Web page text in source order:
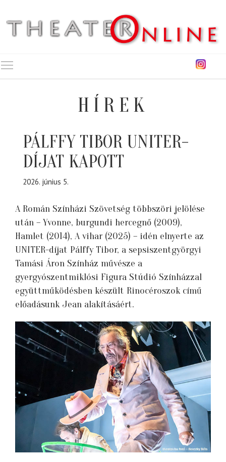
HÍREK
PÁLFFY TIBOR UNITER-
DÍJAT KAPOTT
2026. június 5.
A Román Színházi Szövetség többszöri jelölése
után – Yvonne, burgundi hercegnő (2009),
Hamlet (2014), A vihar (2025) – idén elnyerte az
UNITER-díjat Pálffy Tibor, a sepsiszentgyörgyi
Tamási Áron Színház művésze a
gyergyószentmiklósi Figura Stúdió Színházzal
együttműködésben készült Rinocéroszok című
előadásunk Jean alakításáért.